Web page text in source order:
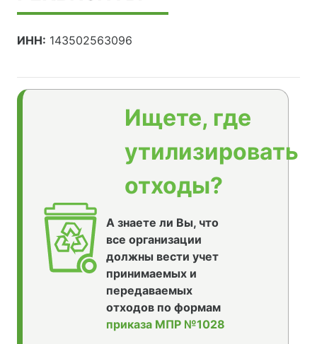
ИНН: 143502563096
Ищете, где
утилизировать
отходы?
А знаете ли Вы, что
все организации
должны вести учет
принимаемых и
передаваемых
отходов по формам
приказа МПР №1028